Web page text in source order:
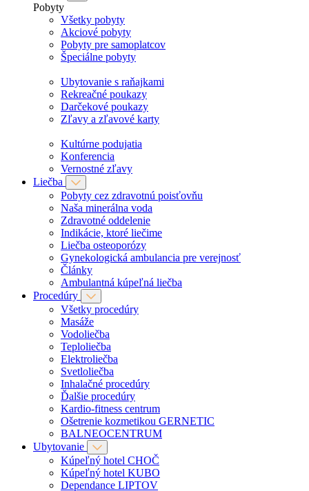
Pobyty
Všetky pobyty
Akciové pobyty
Pobyty pre samoplatcov
Špeciálne pobyty
Ubytovanie s raňajkami
Rekreačné poukazy
Darčekové poukazy
Zľavy a zľavové karty
Kultúrne podujatia
Konferencia
Vernostné zľavy
Liečba
Pobyty cez zdravotnú poisťovňu
Naša minerálna voda
Zdravotné oddelenie
Indikácie, ktoré liečime
Liečba osteoporózy
Gynekologická ambulancia pre verejnosť
Články
Ambulantná kúpeľná liečba
Procedúry
Všetky procedúry
Masáže
Vodoliečba
Teploliečba
Elektroliečba
Svetloliečba
Inhalačné procedúry
Ďalšie procedúry
Kardio-fitness centrum
Ošetrenie kozmetikou GERNETIC
BALNEOCENTRUM
Ubytovanie
Kúpeľný hotel CHOČ
Kúpeľný hotel KUBO
Dependance LIPTOV